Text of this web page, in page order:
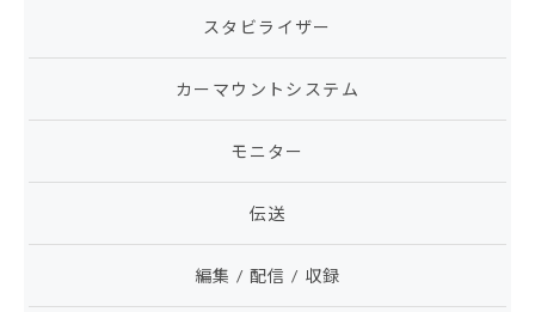
スタビライザー
カーマウントシステム
モニター
伝送
編集 / 配信 / 収録